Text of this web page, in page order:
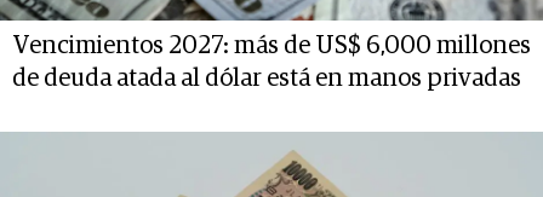
Vencimientos 2027: más de US$ 6,000 millones
de deuda atada al dólar está en manos privadas